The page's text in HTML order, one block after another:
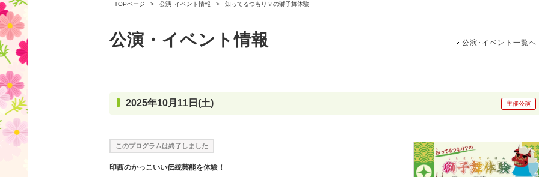
TOPページ 公演･イベント情報 知ってるつもり？の獅子舞体験
公演・イベント情報 公演･イベント一覧へ
2025年10月11日(土) 主催公演
このプログラムは終了しました
印西のかっこいい伝統芸能を体験！